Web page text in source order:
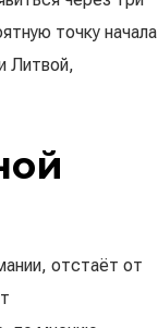
точку начала
Литвой,
отстаёт от